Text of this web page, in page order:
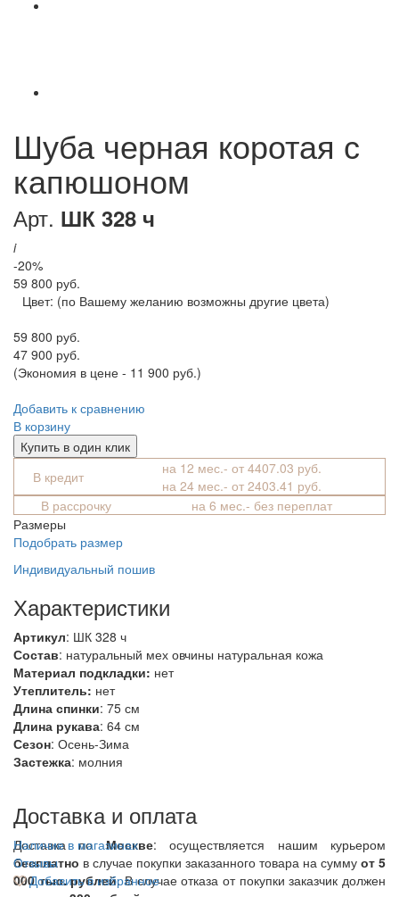
Шуба черная коротая с
капюшоном
Арт. ШК 328 ч
i
-20%
59 800 руб.
Цвет: (по Вашему желанию возможны другие цвета)
59 800 руб.
47 900 руб.
(Экономия в цене - 11 900 руб.)
Добавить к сравнению
В корзину
Купить в один клик
В кредит
на 12 мес.- от 4407.03 руб.
на 24 мес.- от 2403.41 руб.
В рассрочку
на 6 мес.- без переплат
Размеры
Подобрать размер
Индивидуальный пошив
Характеристики
Артикул: ШК 328 ч
Состав: натуральный мех овчины натуральная кожа
Материал подкладки: нет
Утеплитель: нет
Длина спинки: 75 см
Длина рукава: 64 см
Сезон: Осень-Зима
Застежка: молния
Доставка и оплата
Доставка поМоскве: осуществляется нашим курьером
бесплатно в случае покупки заказанного товара на сумму от 5
000 тыс. рублей. В случае отказа от покупки заказчик должен
Наличие в магазинах
Отзывы
Добавить в избранное